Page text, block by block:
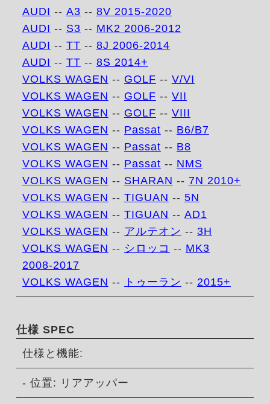
AUDI -- A3 -- 8V 2015-2020
AUDI -- S3 -- MK2 2006-2012
AUDI -- TT -- 8J 2006-2014
AUDI -- TT -- 8S 2014+
VOLKS WAGEN -- GOLF -- V/VI
VOLKS WAGEN -- GOLF -- VII
VOLKS WAGEN -- GOLF -- VIII
VOLKS WAGEN -- Passat -- B6/B7
VOLKS WAGEN -- Passat -- B8
VOLKS WAGEN -- Passat -- NMS
VOLKS WAGEN -- SHARAN -- 7N 2010+
VOLKS WAGEN -- TIGUAN -- 5N
VOLKS WAGEN -- TIGUAN -- AD1
VOLKS WAGEN -- アルテオン -- 3H
VOLKS WAGEN -- シロッコ -- MK3
2008-2017
VOLKS WAGEN -- トゥーラン -- 2015+
仕様 SPEC
仕様と機能:
- 位置: リアアッパー